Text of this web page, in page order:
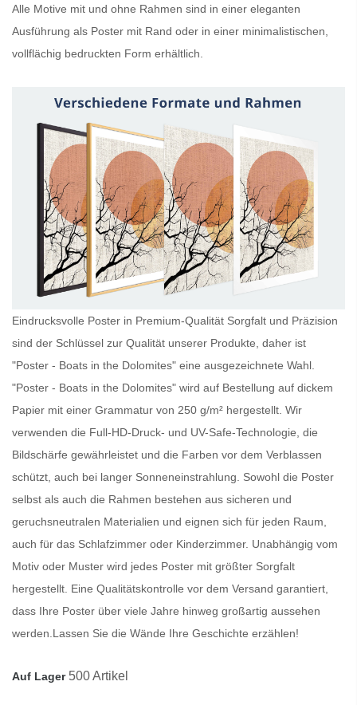
Alle Motive mit und ohne Rahmen sind in einer eleganten
Ausführung als Poster mit Rand oder in einer minimalistischen,
vollflächig bedruckten Form erhältlich.
Eindrucksvolle Poster in Premium-Qualität Sorgfalt und Präzision
sind der Schlüssel zur Qualität unserer Produkte, daher ist
"Poster - Boats in the Dolomites" eine ausgezeichnete Wahl.
"Poster - Boats in the Dolomites" wird auf Bestellung auf dickem
Papier mit einer Grammatur von 250 g/m² hergestellt. Wir
verwenden die Full-HD-Druck- und UV-Safe-Technologie, die
Bildschärfe gewährleistet und die Farben vor dem Verblassen
schützt, auch bei langer Sonneneinstrahlung. Sowohl die Poster
selbst als auch die Rahmen bestehen aus sicheren und
geruchsneutralen Materialien und eignen sich für jeden Raum,
auch für das Schlafzimmer oder Kinderzimmer. Unabhängig vom
Motiv oder Muster wird jedes Poster mit größter Sorgfalt
hergestellt. Eine Qualitätskontrolle vor dem Versand garantiert,
dass Ihre Poster über viele Jahre hinweg großartig aussehen
werden. Lassen Sie die Wände Ihre Geschichte erzählen!
Auf Lager 500 Artikel